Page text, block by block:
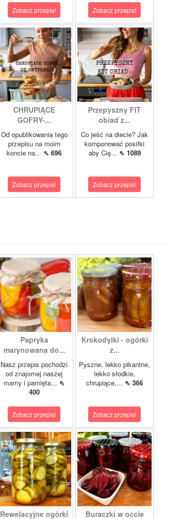
Zobacz przepis! Zobacz przepis!
CHRUPIĄCE
GOFRY-...
Od opublikowania tego
przepisu na moim
koncie na... ⇖ 696
Zobacz przepis!
Przepyszny FIT
obiad z...
Co jeść na diecie? Jak
komponować posiłki
aby Cię... ⇖ 1089
Zobacz przepis!
Papryka
marynowana do...
Nasz przepis pochodzi
od znajomej naszej
mamy i pamięta... ⇖
400
Zobacz przepis!
Krokodylki - ogórki
z...
Pyszne, lekko pikantne,
lekko słodkie,
chrupiące,... ⇖ 366
Zobacz przepis!
Rewelacyjne ogórki Buraczki w occie